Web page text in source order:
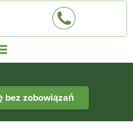
bez zobowiązań